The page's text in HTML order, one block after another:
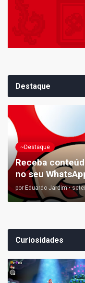
Destaque
~Destaque
Receba
no seu
por Eduardo Jardim •
Curiosidades